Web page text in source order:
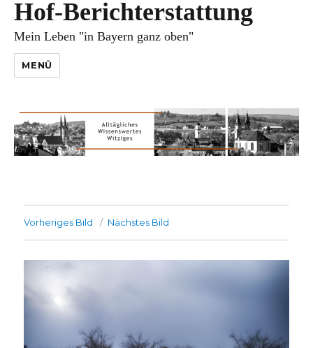
Hof-Berichterstattung
Mein Leben "in Bayern ganz oben"
MENÜ
Vorheriges Bild Nächstes Bild